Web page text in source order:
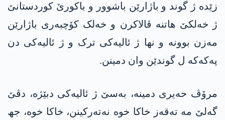
زێدە ژ گوند و باژارێن باشوور و باکورێ کوردستانێ
ژ خەلکێ هاتنە ڤالاکرن و خەلک کۆچبەری باژارێن
مەزن بوونە و نها ژ ئالیەکی ترک و ژ ئالیەکی دن
پەکەکە ل گوندێن وان دمینن.
مرۆڤ حەیری دمینە، بەسێ ژ ئالیەکی دبێژە، دڤێ
گەلێ مە تەقەز خاکا خوە نەتەرکینن، خاکا خوە، جھ